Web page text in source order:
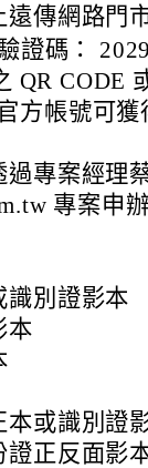
傳網路門
證碼：
QR CODE
方帳號可
過專案經理
專案申
識別證影本
本
本或識別證
證正反面影